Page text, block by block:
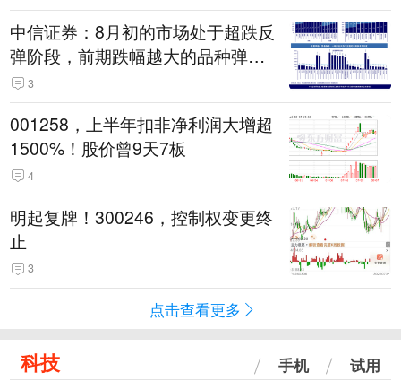
中信证券：8月初的市场处于超跌反
弹阶段，前期跌幅越大的品种弹性
越大
3
001258，上半年扣非净利润大增超
1500%！股价曾9天7板
4
明起复牌！300246，控制权变更终
止
3
点击查看更多
科技 手机 试用